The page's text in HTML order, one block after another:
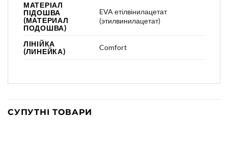
МАТЕРІАЛ
ПІДОШВА
(МАТЕРИАЛ
ПОДОШВА)
EVA етілвінилацетат
(этилвинилацетат)
ЛІНІЙКА
(ЛИНЕЙКА)
Comfort
СУПУТНІ ТОВАРИ